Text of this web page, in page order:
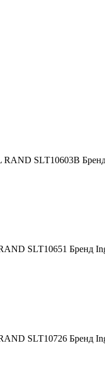
SLT10603B
SLT10651 Бренд
SLT10726 Бренд